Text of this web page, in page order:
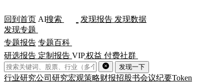
回到首页 AI搜索 发现报告 发现数据
发现专题
专题报告 专题百科
研选报告 定制报告 VIP权益 付费社群
发现一下
行业研究公司研究宏观策略财报招股书会议纪要Token